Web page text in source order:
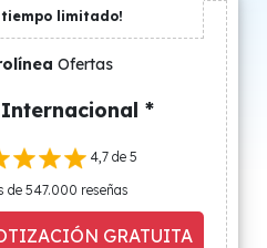
tiempo limitado!
Ofertas
*
4,7 de 5
de 547.000 reseñas
GRATUITA